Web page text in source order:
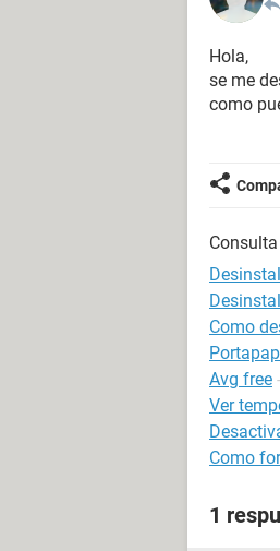
Hola,
se me
como
Como
Avg free
Ver
Como
1